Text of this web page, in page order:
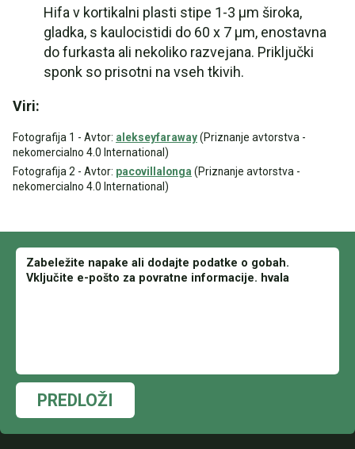
Hifa v kortikalni plasti stipe 1-3 µm široka,
gladka, s kaulocistidi do 60 x 7 µm, enostavna
do furkasta ali nekoliko razvejana. Priključki
sponk so prisotni na vseh tkivih.
Viri:
Fotografija 1 - Avtor: alekseyfaraway(Priznanje avtorstva -
nekomercialno 4.0 International)
Fotografija 2 - Avtor: pacovillalonga (Priznanje avtorstva -
nekomercialno 4.0 International)
PREDLOŽI